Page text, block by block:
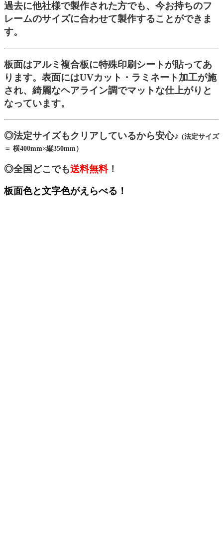
過去に他社様で製作された方でも、今お持ちのフ
レームのサイズに合わせて製作することができま
す。
板面はアルミ複合板に特殊印刷シートが貼ってあ
ります。表面にはUVカット・ラミネート加工が施
され、綺麗なヘアライン調でマットな仕上がりと
なっています。
◎法定サイズもクリアしているから安心♪ (法定サイズ
＝ 横400mm×縦350mm）
◎全国どこでも送料無料！
板面色と文字色がえらべる！